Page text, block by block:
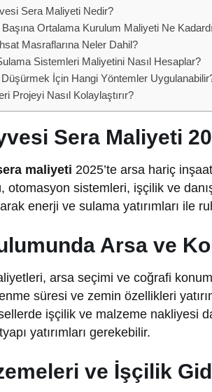
Sera Maliyeti Nedir?
Ortalama Kurulum Maliyeti Ne
Masraflarına Neler Dahil?
Sistemleri Maliyetini Nasıl Hesaplar?
İçin Hangi Yöntemler
Projeyi Nasıl Kolaylaştırır?
Sera Maliyeti
maliyeti 2025’te arsa hariç
otomasyon sistemleri, işçilik ve
enerji ve sulama yatırımları ile
Arsa ve
arsa seçimi ve coğrafi
süresi ve zemin özellikleri
işçilik ve malzeme nakliyesi
yatırımları gerekebilir.
ve İşçilik